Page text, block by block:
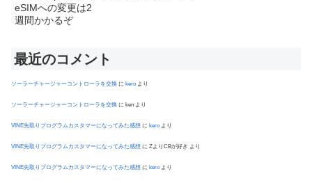
最近のコメント
ソーラーチャージャーコントローラを交換 に kero より
ソーラーチャージャーコントローラを交換 に ken より
VINE先取りプログラムカスタマーになってみた感想 に kero より
VINE先取りプログラムカスタマーになってみた感想 に ZよりCBが好き より
VINE先取りプログラムカスタマーになってみた感想 に kero より